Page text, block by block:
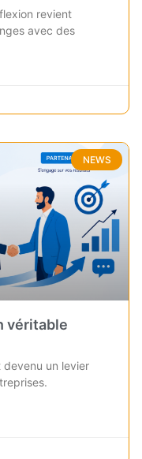
revient
avec des
NEWS
véritable
devenu un levier